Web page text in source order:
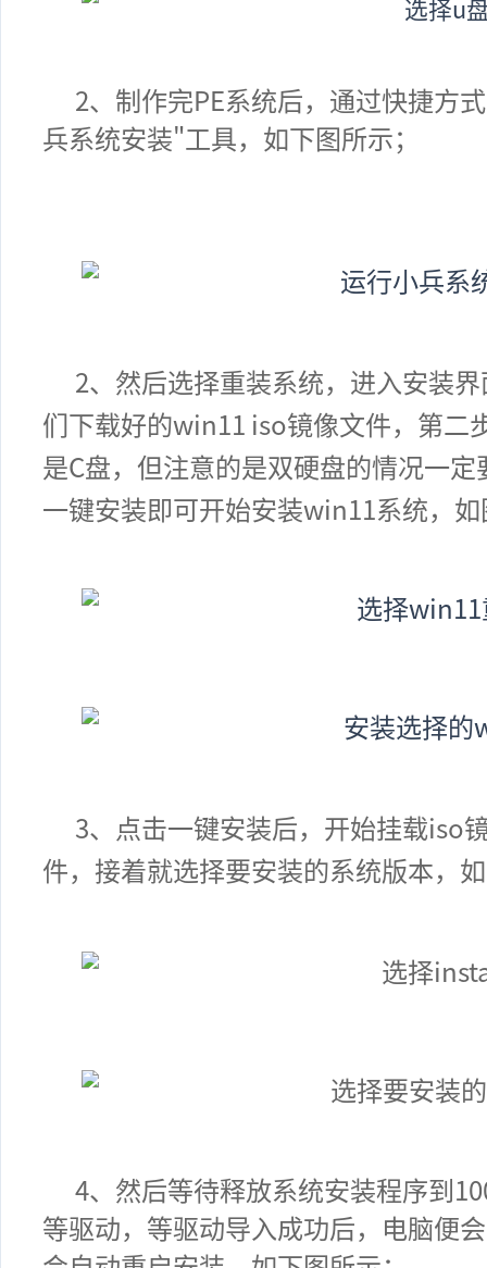
2、制作完PE系统后，通过快捷方
兵系统安装"工具，如下图所示；
2、 然后选择重装系统，进入安装
们下载好的win11 iso镜像文件，第二
是C盘，但注意的是双硬盘的情况一
一键安装即可开始安装win11系统，
3、点击一键安装后，开始挂载iso
件，接着就选择要安装的系统版本，
4、 然后等待释放系统安装程序到
等驱动，等驱动导入成功后，电脑便